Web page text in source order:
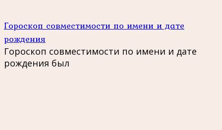
Гороскоп совместимости по имени и дате
рождения
Гороскоп совместимости по имени и дате
рождения был